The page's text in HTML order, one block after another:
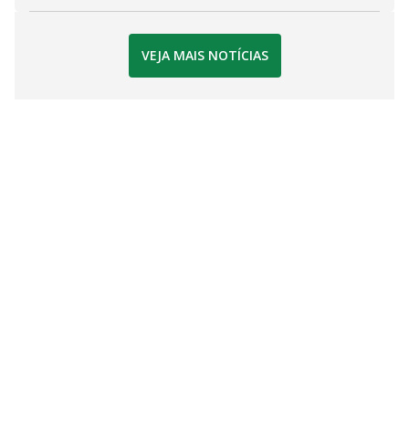
VEJA MAIS NOTÍCIAS